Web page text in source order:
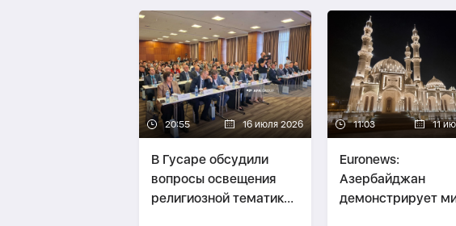
20:55 16 июля 2026
В Гусаре обсудили
вопросы освещения
религиозной тематики
11:03 11
Euronews:
Азербайджан
демонстрирует